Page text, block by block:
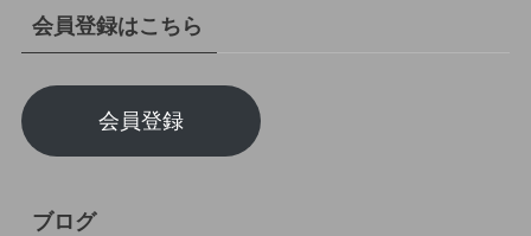
会員登録はこちら
会員登録
ブログ